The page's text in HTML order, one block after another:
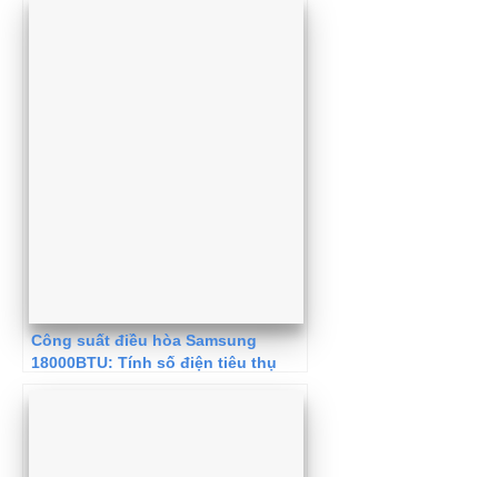
Công suất điều hòa Samsung
18000BTU: Tính số điện tiêu thụ